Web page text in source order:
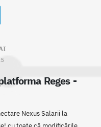
Reges -
Nexus Salarii la